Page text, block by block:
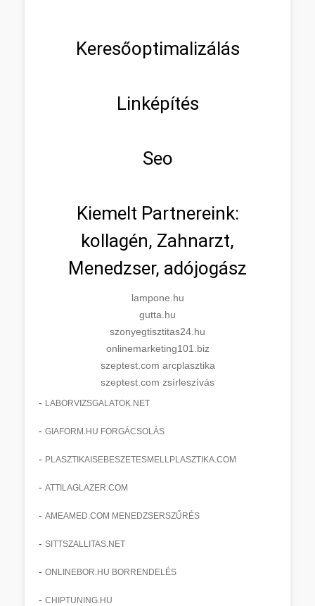
Keresőoptimalizálás
Linképítés
Seo
Kiemelt Partnereink:
kollagén, Zahnarzt,
Menedzser, adójogász
lampone.hu
gutta.hu
szonyegtisztitas24.hu
onlinemarketing101.biz
szeptest.com arcplasztika
szeptest.com zsírleszívás
- LABORVIZSGALATOK.NET
- GIAFORM.HU FORGÁCSOLÁS
- PLASZTIKAISEBESZETESMELLPLASZTIKA.COM
- ATTILAGLAZER.COM
- AMEAMED.COM MENEDZSERSZŰRÉS
- SITTSZALLITAS.NET
- ONLINEBOR.HU BORRENDELÉS
- CHIPTUNING.HU